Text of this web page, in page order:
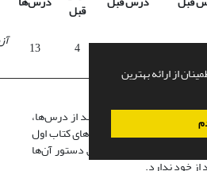
از ارائه بهترین
قبل
9
4
13
آزوفا تنها در 77/30 درصد از درس‌ها،
تقریباً در نیمی از درس‌های کتاب اول
رعایت نشده است و بخش دستور آن‌ها